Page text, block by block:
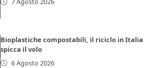
Bioplastiche compostabili, il riciclo in Italia
spicca il volo
6 Agosto 2026